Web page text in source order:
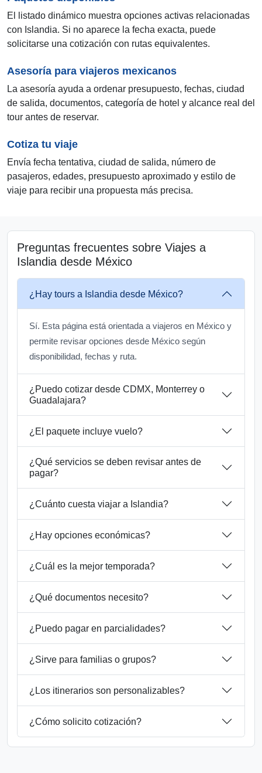
El listado dinámico muestra opciones activas relacionadas
con Islandia. Si no aparece la fecha exacta, puede
solicitarse una cotización con rutas equivalentes.
Asesoría para viajeros mexicanos
La asesoría ayuda a ordenar presupuesto, fechas, ciudad
de salida, documentos, categoría de hotel y alcance real del
tour antes de reservar.
Cotiza tu viaje
Envía fecha tentativa, ciudad de salida, número de
pasajeros, edades, presupuesto aproximado y estilo de
viaje para recibir una propuesta más precisa.
Preguntas frecuentes sobre Viajes a
Islandia desde México
¿Hay tours a Islandia desde México?
Sí. Esta página está orientada a viajeros en México y
permite revisar opciones desde México según
disponibilidad, fechas y ruta.
¿Puedo cotizar desde CDMX, Monterrey o
Guadalajara?
¿El paquete incluye vuelo?
¿Qué servicios se deben revisar antes de
pagar?
¿Cuánto cuesta viajar a Islandia?
¿Hay opciones económicas?
¿Cuál es la mejor temporada?
¿Qué documentos necesito?
¿Puedo pagar en parcialidades?
¿Sirve para familias o grupos?
¿Los itinerarios son personalizables?
¿Cómo solicito cotización?